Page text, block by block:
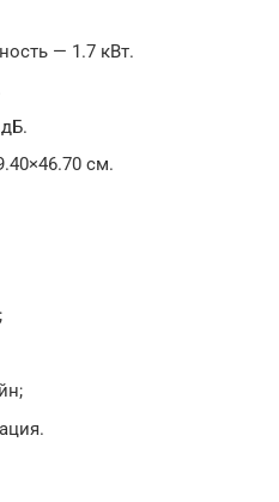
— 1.7 кВт.
см.